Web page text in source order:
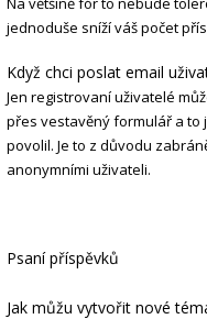
jednoduše sníží váš počet
Když chci poslat email
Jen registrovaní uživatelé
přes vestavěný formulář a to
povolil. Je to z důvodu
anonymními uživateli.
Psaní příspěvků
Jak můžu vytvořit nové